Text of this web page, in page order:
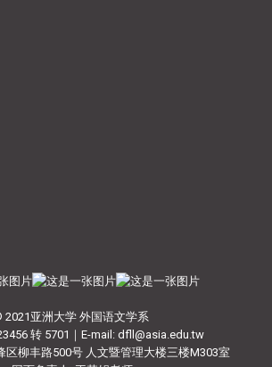
2021亚洲大学 外国语文学系
转 5701｜E-mail: dfll@asia.edu.tw
区柳丰路500号 人文暨管理大楼三楼M303室